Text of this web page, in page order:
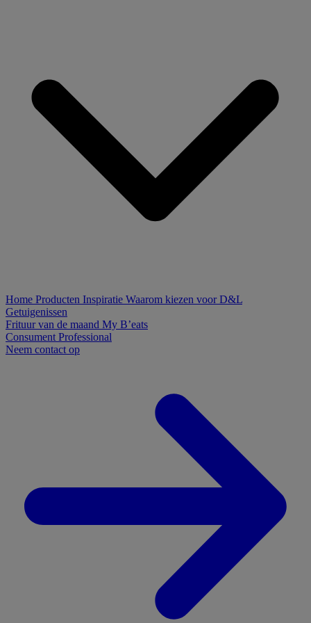
Home Producten Inspiratie Waarom kiezen voor D&L
Getuigenissen
Frituur van de maand My B’eats
Consument Professional
Neem contact op